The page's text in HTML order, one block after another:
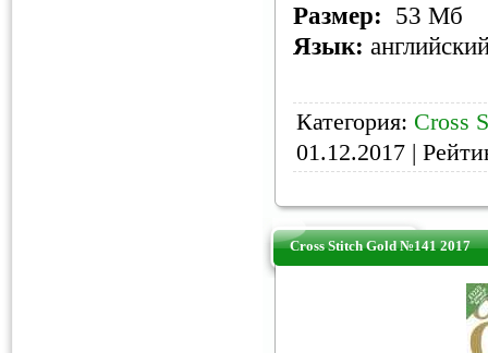
Размер: 53 Мб
Язык:
Категория: Cross
01.12.2017 |
Cross Stitch Gold №141 2017